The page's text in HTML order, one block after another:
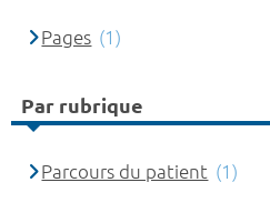
Pages (1)
Par rubrique
Parcours du patient (1)